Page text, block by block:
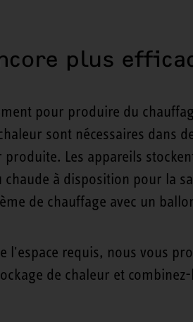
plus
pour produire du
sont nécessaires dans
Les appareils
à disposition pour la
de chauffage avec un
requis, nous vous
de chaleur et